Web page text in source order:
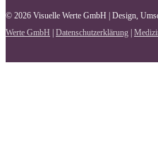
© 2026 Visuelle Werte GmbH | Design,
Werte GmbH | Datenschutzerklärung |